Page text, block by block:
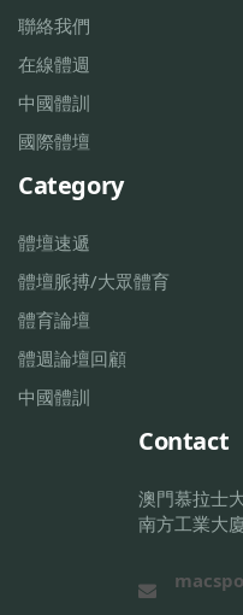
聯絡我們
在線體週
中國體訓
國際體壇
Category
體壇速遞
體壇脈搏/大眾體育
體育論壇
體週論壇回顧
中國體訓
Contact
澳門慕拉士
南方工業大